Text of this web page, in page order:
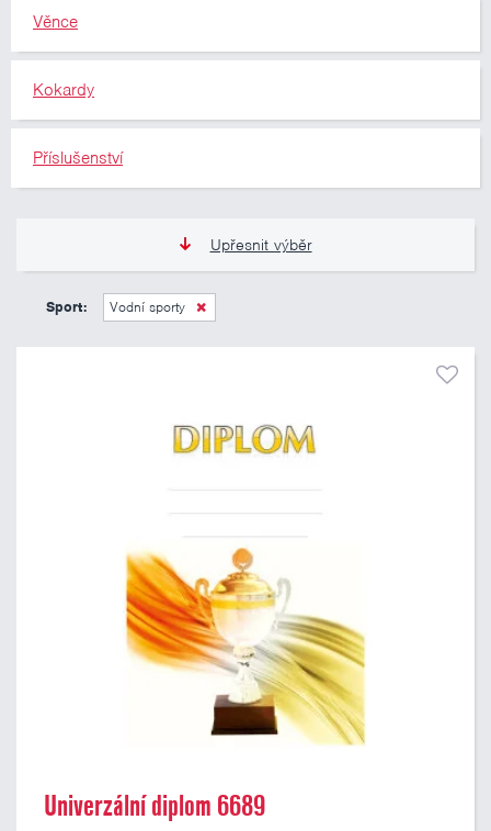
Věnce
Kokardy
Příslušenství
Upřesnit výběr
11 Kč
Sport: Vodní sporty
Univerzální diplom 6689